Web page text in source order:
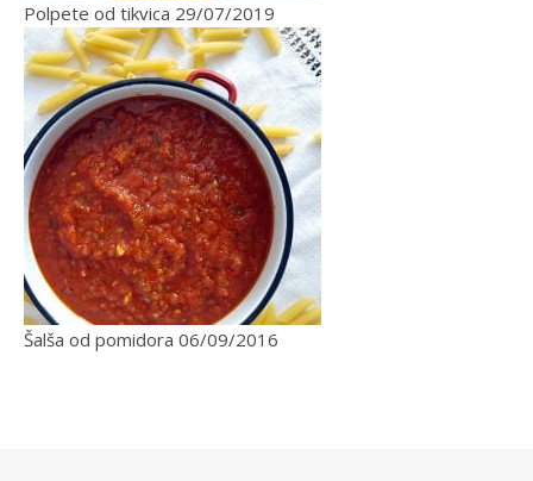
Polpete od tikvica 29/07/2019
Šalša od pomidora 06/09/2016